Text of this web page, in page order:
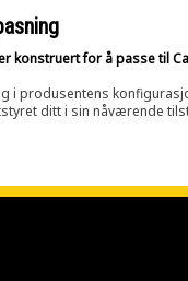
konstruert for å passe til
i produsentens
ditt i sin nåværende